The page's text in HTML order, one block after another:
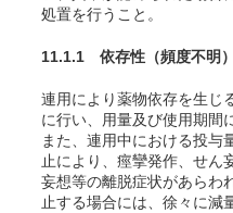
処置を行うこと。
11.1.1 依存性 （頻度不明）
連用により薬物依存を生じ
に行い、用量及び使用期間
また、連用中における投与
止により、痙攣発作、せん
妄想等の離脱症状があらわ
止する場合には、徐々に減